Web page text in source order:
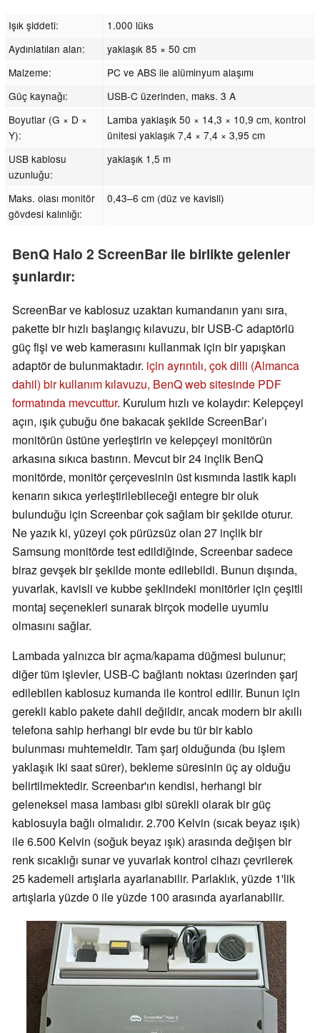
Işık şiddeti:
1.000 lüks
Aydınlatılan alan:
yaklaşık 85 × 50 cm
Malzeme:
PC ve ABS ile alüminyum alaşımı
Güç kaynağı:
USB-C üzerinden, maks. 3 A
Boyutlar (G × D ×
Y):
Lamba yaklaşık 50 × 14,3 × 10,9 cm, kontrol
ünitesi yaklaşık 7,4 × 7,4 × 3,95 cm
USB kablosu
uzunluğu:
yaklaşık 1,5 m
Maks. olası monitör
gövdesi kalınlığı:
0,43–6 cm (düz ve kavisli)
BenQ Halo 2 ScreenBar ile birlikte gelenler
şunlardır:
ScreenBar ve kablosuz uzaktan kumandanın yanı sıra,
pakette bir hızlı başlangıç kılavuzu, bir USB-C adaptörlü
güç fişi ve web kamerasını kullanmak için bir yapışkan
adaptör de bulunmaktadır. için ayrıntılı, çok dilli (Almanca
dahil) bir kullanım kılavuzu, BenQ web sitesinde PDF
formatında mevcuttur. Kurulum hızlı ve kolaydır: Kelepçeyi
açın, ışık çubuğu öne bakacak şekilde ScreenBar’ı
monitörün üstüne yerleştirin ve kelepçeyi monitörün
arkasına sıkıca bastırın. Mevcut bir 24 inçlik BenQ
monitörde, monitör çerçevesinin üst kısmında lastik kaplı
kenarın sıkıca yerleştirilebileceği entegre bir oluk
bulunduğu için Screenbar çok sağlam bir şekilde oturur.
Ne yazık ki, yüzeyi çok pürüzsüz olan 27 inçlik bir
Samsung monitörde test edildiğinde, Screenbar sadece
biraz gevşek bir şekilde monte edilebildi. Bunun dışında,
yuvarlak, kavisli ve kubbe şeklindeki monitörler için çeşitli
montaj seçenekleri sunarak birçok modelle uyumlu
olmasını sağlar.
Lambada yalnızca bir açma/kapama düğmesi bulunur;
diğer tüm işlevler, USB-C bağlantı noktası üzerinden şarj
edilebilen kablosuz kumanda ile kontrol edilir. Bunun için
gerekli kablo pakete dahil değildir, ancak modern bir akıllı
telefona sahip herhangi bir evde bu tür bir kablo
bulunması muhtemeldir. Tam şarj olduğunda (bu işlem
yaklaşık iki saat sürer), bekleme süresinin üç ay olduğu
belirtilmektedir. Screenbar'ın kendisi, herhangi bir
geleneksel masa lambası gibi sürekli olarak bir güç
kablosuyla bağlı olmalıdır. 2.700 Kelvin (sıcak beyaz ışık)
ile 6.500 Kelvin (soğuk beyaz ışık) arasında değişen bir
renk sıcaklığı sunar ve yuvarlak kontrol cihazı çevrilerek
25 kademeli artışlarla ayarlanabilir. Parlaklık, yüzde 1'lik
artışlarla yüzde 0 ile yüzde 100 arasında ayarlanabilir.